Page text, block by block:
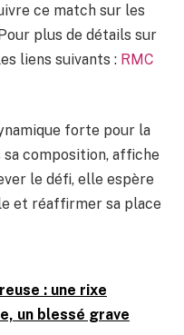
ce match sur les
plus de détails sur
liens suivants : RMC
forte pour la
sa composition, affiche
le défi, elle espère
et réaffirmer sa place
: une rixe
un blessé grave